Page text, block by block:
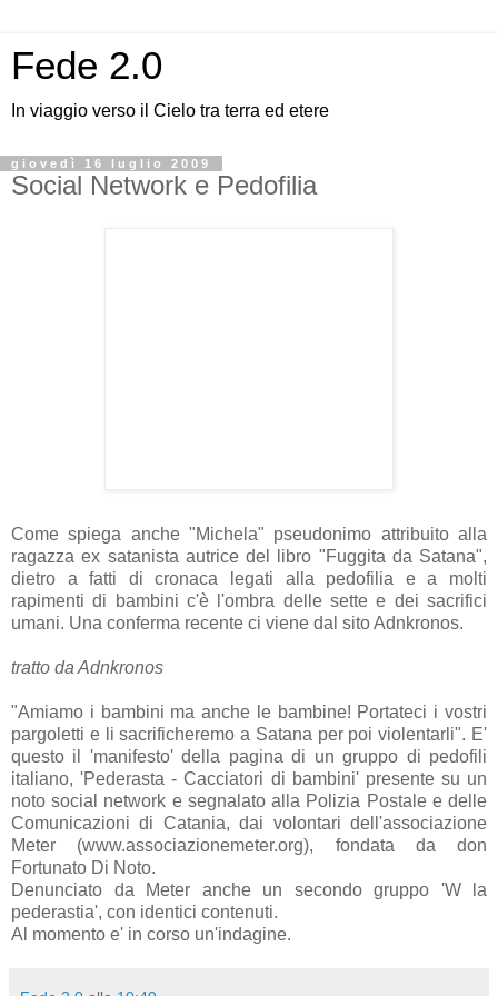
Fede 2.0
In viaggio verso il Cielo tra terra ed etere
giovedì 16 luglio 2009
Social Network e Pedofilia
Come spiega anche "Michela" pseudonimo attribuito alla
ragazza ex satanista autrice del libro "Fuggita da Satana",
dietro a fatti di cronaca legati alla pedofilia e a molti
rapimenti di bambini c'è l'ombra delle sette e dei sacrifici
umani. Una conferma recente ci viene dal sito Adnkronos.
tratto da Adnkronos
"Amiamo i bambini ma anche le bambine! Portateci i vostri
pargoletti e li sacrificheremo a Satana per poi violentarli". E'
questo il 'manifesto' della pagina di un gruppo di pedofili
italiano, 'Pederasta - Cacciatori di bambini' presente su un
noto social network e segnalato alla Polizia Postale e delle
Comunicazioni di Catania, dai volontari dell'associazione
Meter (www.associazionemeter.org), fondata da don
Fortunato Di Noto.
Denunciato da Meter anche un secondo gruppo 'W la
pederastia', con identici contenuti.
Al momento e' in corso un'indagine.